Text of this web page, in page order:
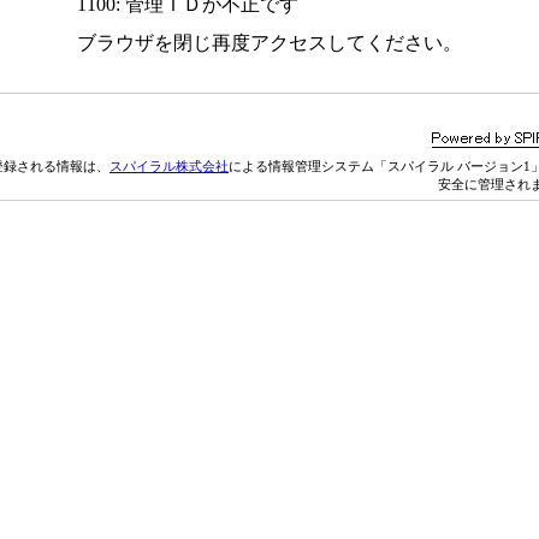
1100: 管理ＩＤが不正です
ブラウザを閉じ再度アクセスしてください。
される情報は、 スパイラル株式会社による情報管理システム「スパイラル バージョン1
安全に管理され